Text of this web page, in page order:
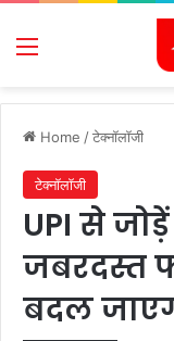
Menu
Home /टेक्नॉलॉजी
टेक्नॉलॉजी
UPI से
जबरदस्त
बदल